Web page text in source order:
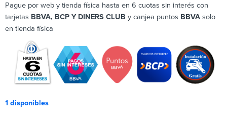
Pague por web y tienda física hasta en 6 cuotas sin interés con
tarjetas BBVA, BCP Y DINERS CLUB y canjea puntos BBVA solo
en tienda física
1 disponibles